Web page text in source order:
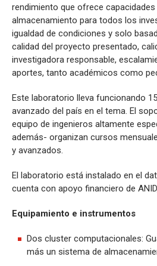
rendimiento que ofrece
almacenamiento para todos los
igualdad de condiciones y solo
calidad del proyecto presentado,
investigadora responsable,
aportes, tanto académicos como
Este laboratorio lleva funcionando
avanzado del país en el tema. El
equipo de ingenieros altamente
además- organizan cursos
y avanzados.
El laboratorio está instalado en el
cuenta con apoyo financiero de
Equipamiento e instrumentos
Dos cluster computacionales:
más un sistema de